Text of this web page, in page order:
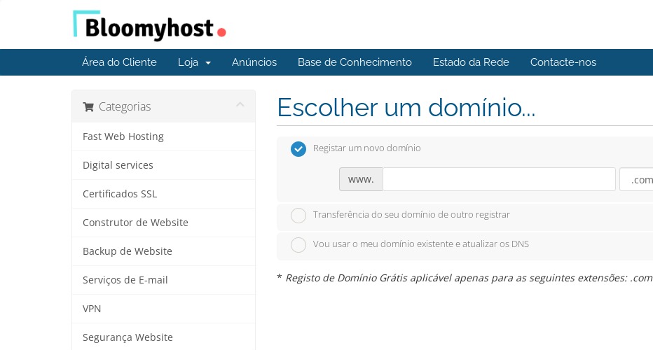
Área do Cliente Loja Anúncios Base de Conhecimento Estado da Rede Contacte-nos
Categorias
Fast Web Hosting
Digital services
Certificados SSL
Construtor de Website
Backup de Website
Serviços de E-mail
VPN
Segurança Website
Escolher um domínio...
Registar um novo domínio
www.
Transferência do seu domínio de outro registrar
Vou usar o meu domínio existente e atualizar os DNS
* Registo de Domínio Grátis aplicável apenas para as seguintes extensões: .com